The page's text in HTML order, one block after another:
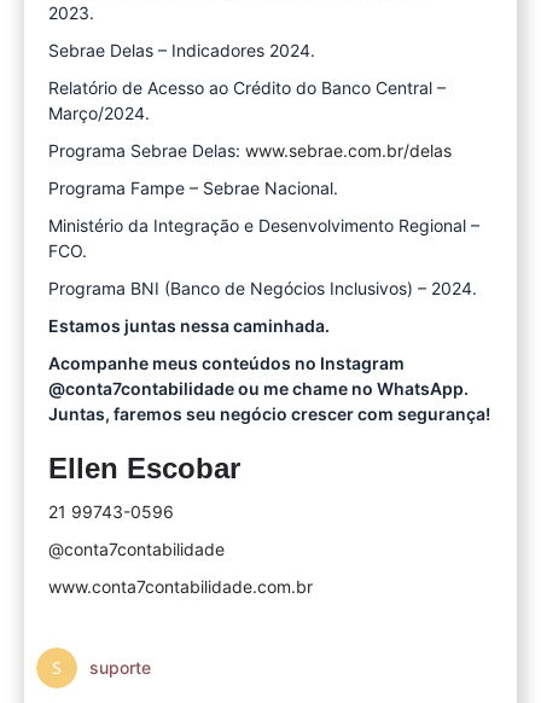
2023.
Sebrae Delas – Indicadores 2024.
Relatório de Acesso ao Crédito do Banco Central –
Março/2024.
Programa Sebrae Delas: www.sebrae.com.br/delas
Programa Fampe – Sebrae Nacional.
Ministério da Integração e Desenvolvimento Regional –
FCO.
Programa BNI (Banco de Negócios Inclusivos) – 2024.
Estamos juntas nessa caminhada.
Acompanhe meus conteúdos no Instagram
@conta7contabilidade ou me chame no WhatsApp.
Juntas, faremos seu negócio crescer com segurança!
Ellen Escobar
21 99743-0596
@conta7contabilidade
www.conta7contabilidade.com.br
suporte